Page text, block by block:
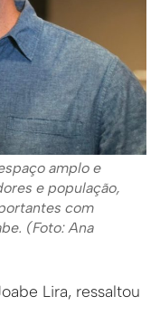
amplo e
e população,
com
(Foto: Ana
Lira, ressaltou